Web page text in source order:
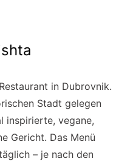
in Dubrovnik.
Stadt gelegen
inspirierte, vegane,
Gericht. Das Menü
– je nach den